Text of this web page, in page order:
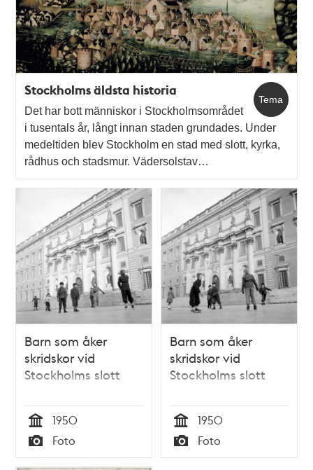
Tema
Stockholms äldsta historia
Det har bott människor i Stockholmsområdet
i tusentals år, långt innan staden grundades. Under
medeltiden blev Stockholm en stad med slott, kyrka,
rådhus och stadsmur. Vädersolstav…
Barn som åker
skridskor vid
Stockholms slott
Tid
1950
Typ
Foto
Barn som åker
skridskor vid
Stockholms slott
Tid
1950
Typ
Foto